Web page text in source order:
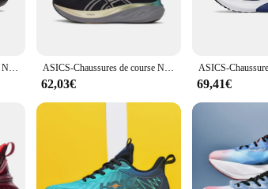
de sport perfect for running, but they also serve as a
hitting the gym or stepping out for a casual day,
Lifestyle**
family. The shoes are designed to withstand the rigors
out, these baskets de sport are an excellent choice
ASICS-Chaussures de course Nimbus 25 pour hommes, baskets de sport unisexes à coussin, originales ASICS-Chaussures de course Nimbus 26 pour hommes, baskets de sport unisexes à coussin
62,03€ 69,41€